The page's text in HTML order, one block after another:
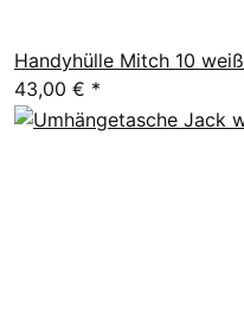
Handyhülle Mitch 10 weiß
43,00 € *